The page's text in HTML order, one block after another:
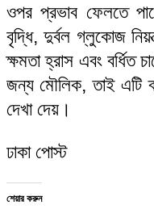
ওপর প্রভাব ফেলতে
বৃদ্ধি, দুর্বল গ্লুকোজ
ক্ষমতা হ্রাস এবং বর্ধিত
জন্য মৌলিক, তাই এটি
দেখা দেয়।
ঢাকা পোস্ট
শেয়ার করুন